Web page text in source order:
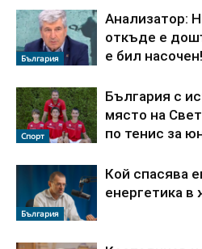
България
Анализатор:
откъде е
е бил насочен!
Спорт
България с
място на
по тенис за
България
Кой спасява
енергетика в